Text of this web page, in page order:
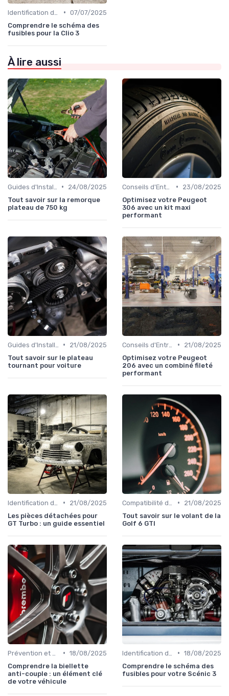
• 07/07/2025
Comprendre le schéma des
fusibles pour la Clio 3
À lire aussi
•
24/08/2025
Tout savoir sur la remorque
plateau de 750 kg
•
23/08/2025
Optimisez votre Peugeot
306 avec un kit maxi
performant
•
21/08/2025
Tout savoir sur le plateau
tournant pour voiture
•
21/08/2025
Optimisez votre Peugeot
206 avec un combiné fileté
performant
•
21/08/2025
Les pièces détachées pour
GT Turbo : un guide essentiel
•
21/08/2025
Tout savoir sur le volant de la
Golf 6 GTI
• 18/08/2025
Comprendre la biellette
anti-couple : un élément clé
de votre véhicule
• 18/08/2025
Comprendre le schéma des
fusibles pour votre Scénic 3